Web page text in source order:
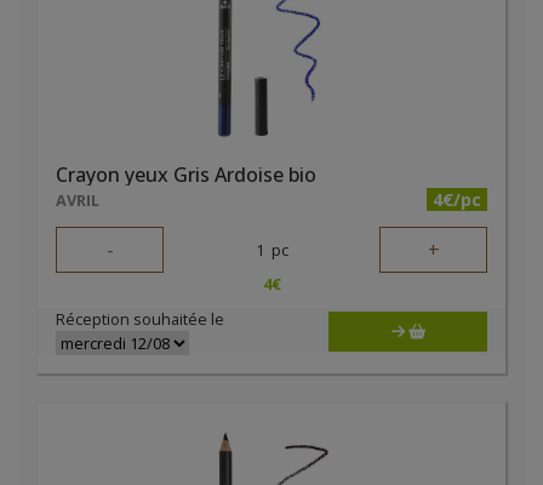
Crayon yeux Gris Ardoise bio
AVRIL 4€/pc
- 1 pc +
4€
Réception souhaitée le